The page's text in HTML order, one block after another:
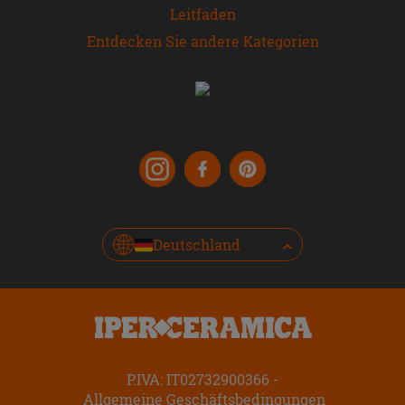
Leitfaden
Entdecken Sie andere Kategorien
Deutschland
P.IVA: IT02732900366
Allgemeine Geschäftsbedingungen